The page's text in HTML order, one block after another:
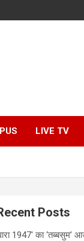
LIVE TV
Posts
1947′ का ‘तब्बसुम’